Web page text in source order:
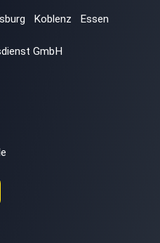
Koblenz Essen
GmbH